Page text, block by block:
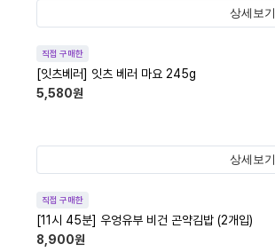
상세보기
직접 구매한
[잇츠베러] 잇츠 베러 마요 245g
5,580원
상세보기
직접 구매한
[11시 45분] 우엉유부 비건 곤약김밥 (2개입)
8,900원